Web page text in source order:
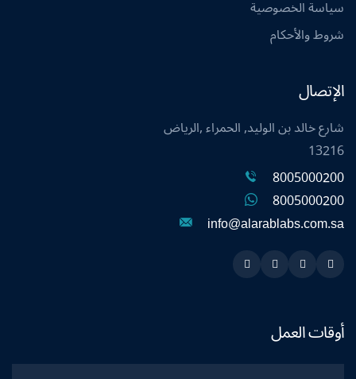
سياسة الخصوصية
شروط والأحكام
الإتصال
شارع خالد بن الوليد, الحمراء ,الرياض
13216
8005000200
8005000200
info@alarablabs.com.sa
Snapchat
Twitter
Linkedin
Instagram
أوقات العمل